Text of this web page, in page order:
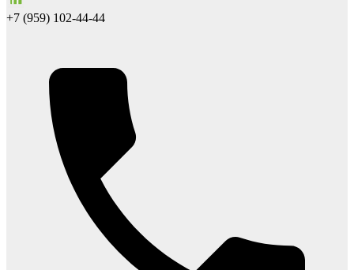
+7 (959) 102-44-44